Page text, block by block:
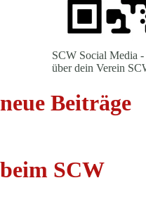
SCW Social Media
über dein Verein
neue Beiträge
beim SCW